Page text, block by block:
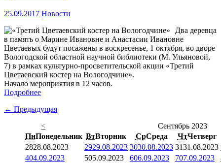
25.09.2017 Новости
Два деревца
в память о Марине Ивановне и Анастасии Ивановне
Цветаевых будут посажены в воскресенье, 1 октября, во дворе
Вологодской областной научной библиотеки (М. Ульяновой,
7) в рамках культурно-просветительской акции «Третий
Цветаевский костер на Вологодчине».
Начало мероприятия в 12 часов.
Подробнее
← Предыдущая
<
Сентябрь 2023
ПнПонедельник ВтВторник СрСреда ЧтЧетверг
2828.08.2023 2929.08.2023 3030.08.2023 3131.08.2023
404.09.2023 505.09.2023 606.09.2023 707.09.2023